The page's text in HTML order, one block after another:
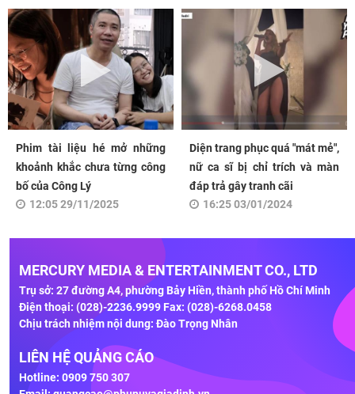
Phim tài liệu hé mở những
khoảnh khắc chưa từng công
bố của Công Lý
12:05 29/11/2025
Diện trang phục quá "mát mẻ",
nữ ca sĩ bị chỉ trích và màn
đáp trả gây tranh cãi
16:25 03/01/2024
MERCURY MEDIA & ENTERTAINMENT CO., LTD
Trụ sở: 27 đường A4, phường Bảy Hiền, thành phố Hồ Chí Minh
Điện thoại: (028)-2236.9999 Fax: (028)-6268.0458
Chịu trách nhiệm nội dung: Đào Trọng Nhân
LIÊN HỆ QUẢNG CÁO
Hotline: 0909 750 307